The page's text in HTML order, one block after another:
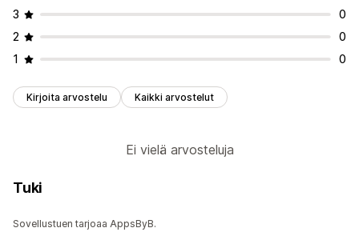
3
0
2
0
1
0
Kirjoita arvostelu Kaikki arvostelut
Ei vielä arvosteluja
Tuki
Sovellustuen tarjoaa AppsByB.